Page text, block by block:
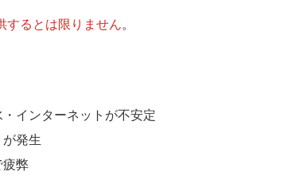
するとは限りません。
インターネットが不安定
が発生
疲弊